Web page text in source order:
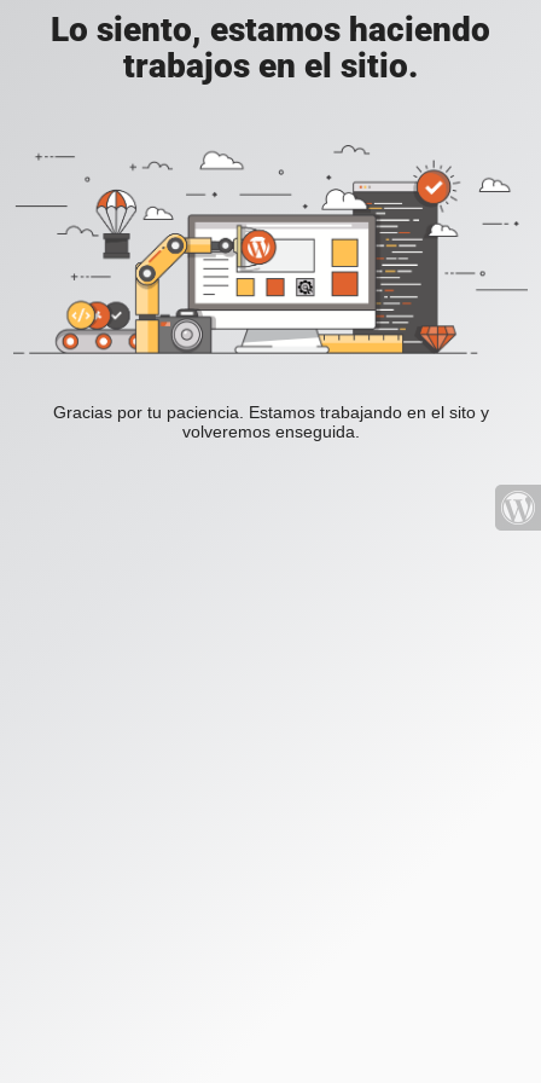
Lo siento, estamos haciendo
trabajos en el sitio.
Gracias por tu paciencia. Estamos trabajando en el sito y
volveremos enseguida.